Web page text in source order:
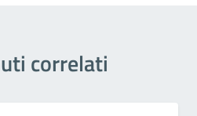
correlati